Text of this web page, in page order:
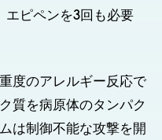
エピペンを3回も必要
度のアレルギー反応で
質を病原体のタンパク
は制御不能な攻撃を開